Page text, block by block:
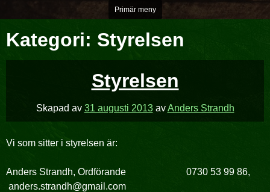
över
till
innehåll
Primär meny
Kategori: Styrelsen
Styrelsen
Skapad av 31 augusti 2013avAnders Strandh
Vi som sitter i styrelsen är:
Anders Strandh, Ordförande 0730 53 99 86,
anders.strandh@gmail.com